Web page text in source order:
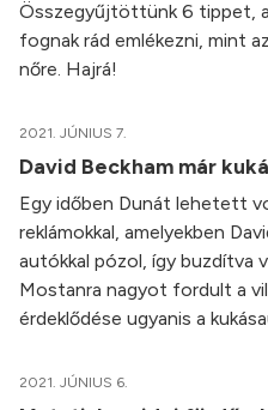
Összegyűjtöttünk 6 tippet,
fognak rád emlékezni, mint
nőre. Hajrá!
2021. JÚNIUS 7.
David Beckham már
Egy időben Dunát lehetett
reklámokkal, amelyekben
autókkal pózol, így buzdítva
Mostanra nagyot fordult a
érdeklődése ugyanis a
2021. JÚNIUS 6.